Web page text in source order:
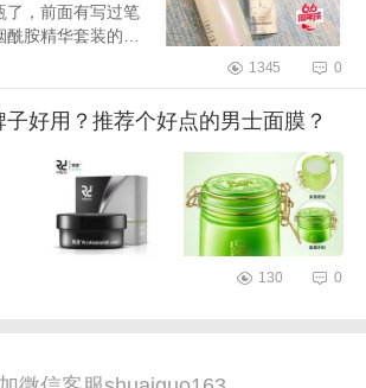
了，前面有写过笔
胺精华套装的使
也私信问我，国
1345 0
好用？推荐个好点的男士面膜？
130 0